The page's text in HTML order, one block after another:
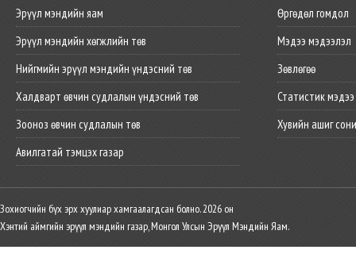
Эрүүл мэндийн яам
Эрүүл мэндийн хөгжлийн төв
Нийгмийн эрүүл мэндийн үндэсний төв
Халдварт өвчин судлалын үндэсний төв
Зооноз өвчин судлалын төв
Авилгатай тэмцэх газар
Өргөдөл гомдол
Мэдээ мэдээлэл
Зөвлөгөө
Статистик мэдээ
Хувийн ашиг
Зохиогчийн бүх эрх хуулиар хамгаалагдсан болно. 2026 он
Хэнтий аймгийн эрүүл мэндийн газар, Монгол Улсын Эрүүл Мэндийн Яам.